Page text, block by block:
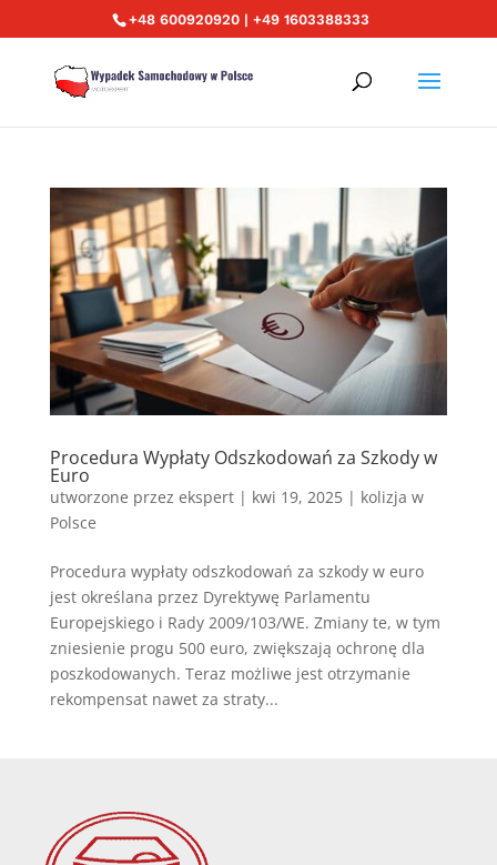
+48 600920920 | +49 1603388333
Procedura Wypłaty Odszkodowań za Szkody w
Euro
utworzone przez ekspert| kwi 19, 2025| kolizja w
Polsce
Procedura wypłaty odszkodowań za szkody w euro
jest określana przez Dyrektywę Parlamentu
Europejskiego i Rady 2009/103/WE. Zmiany te, w tym
zniesienie progu 500 euro, zwiększają ochronę dla
poszkodowanych. Teraz możliwe jest otrzymanie
rekompensat nawet za straty...